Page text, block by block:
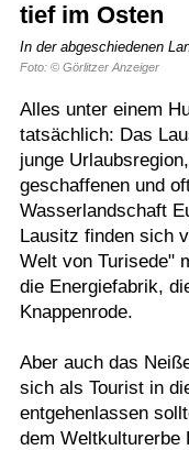
tief im Osten
In der abgeschiedenen
Foto: © Görlitzer Anzeiger
Alles unter einem
tatsächlich: Das
junge
geschaffenen und
Wasserlandschaft
Lausitz finden sich
Welt von Turisede"
die Energiefabrik,
Knappenrode.
Aber auch das
sich als Tourist in
entgehenlassen
dem Weltkulturerbe